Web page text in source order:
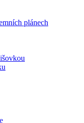
plánech